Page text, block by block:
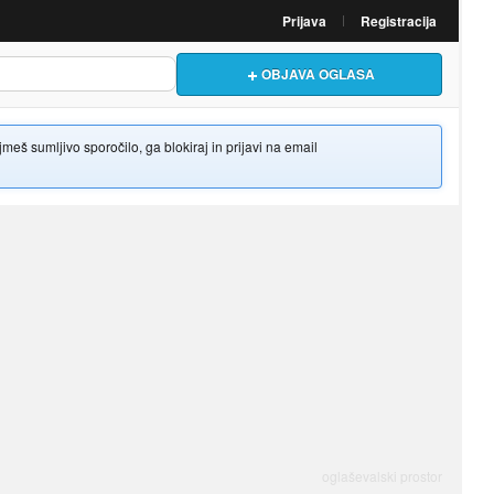
Prijava Registracija
OBJAVA OGLASA
sumljivo sporočilo, ga blokiraj in prijavi na email